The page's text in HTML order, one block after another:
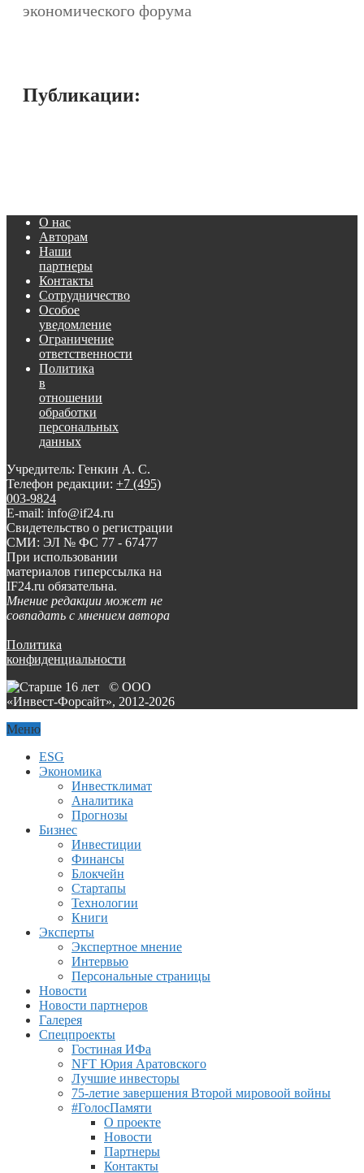
экономического форума
Публикации:
О нас
Авторам
Наши
партнеры
Контакты
Сотрудничество
Особое
уведомление
Ограничение
ответственности
Политика
в
отношении
обработки
персональных
данных
Учредитель: Генкин А. С.
Телефон редакции: +7 (495)
003-9824
E-mail: info@if24.ru
Свидетельство о регистрации
СМИ: ЭЛ № ФС 77 - 67477
При использовании
материалов гиперссылка на
IF24.ru обязательна.
Мнение редакции может не
совпадать с мнением автора
Политика
конфиденциальности
© ООО
«Инвест-Форсайт», 2012-2026
Меню
ESG
Экономика
Инвестклимат
Аналитика
Прогнозы
Бизнес
Инвестиции
Финансы
Блокчейн
Стартапы
Технологии
Книги
Эксперты
Экспертное мнение
Интервью
Персональные страницы
Новости
Новости партнеров
Галерея
Спецпроекты
Гостиная ИФа
NFT Юрия Аратовского
Лучшие инвесторы
75-летие завершения Второй мировоой войны
#ГолосПамяти
О проекте
Новости
Партнеры
Контакты